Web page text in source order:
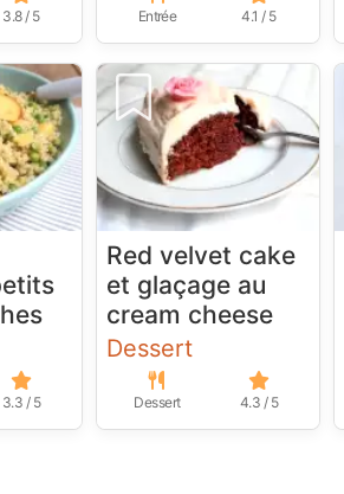
3.8 / 5 Entrée 4.1 / 5
3.3 / 5
Red velvet cake
et glaçage au
cream cheese
Dessert
Dessert 4.3 / 5